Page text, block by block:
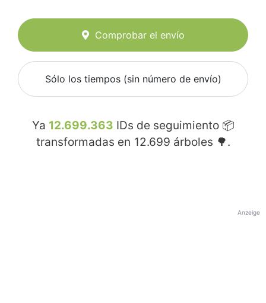
Comprobar el envío
Sólo los tiempos (sin número de envío)
Ya 12.699.363 IDs de seguimiento 📦
transformadas en 12.699 árboles 🌳.
Anzeige